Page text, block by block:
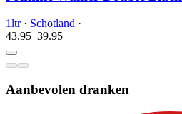
1ltr· Schotland ·
43.95 39.95
Aanbevolen dranken